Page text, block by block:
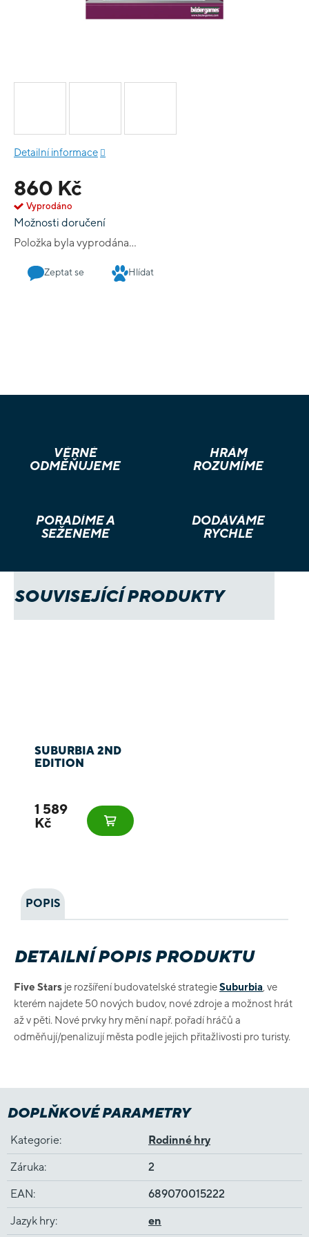
860 Kč
Vyprodáno
Možnosti doručení
Položka byla vyprodána…
Detailní informace
Zeptat se Hlídat
VĚRNÉ
ODMĚŇUJEME
HRÁM
ROZUMÍME
PORADÍME A
SEŽENEME
DODÁVÁME
RYCHLE
SOUVISEJÍCÍ PRODUKTY
SUBURBIA 2ND
EDITION
1 589
Kč
POPIS
DETAILNÍ POPIS PRODUKTU
Five Stars je rozšíření budovatelské strategieSuburbia , ve
kterém najdete 50 nových budov, nové zdroje a možnost hrát
až v pěti. Nové prvky hry mění např. pořadí hráčů a
odměňují/penalizují města podle jejich přitažlivosti pro turisty.
DOPLŇKOVÉ PARAMETRY
Kategorie: Rodinné hry
Záruka: 2
EAN: 689070015222
Jazyk hry: en